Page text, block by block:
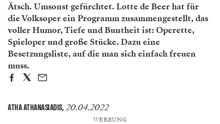
Ätsch. Umsonst gefürchtet. Lotte de Beer hat für
die Volksoper ein Programm zusammengestellt, das
voller Humor, Tiefe und Buntheit ist: Operette,
Spieloper und große Stücke. Dazu eine
Besetzungsliste, auf die man sich einfach freuen
muss.
ATHA ATHANASIADIS, 20.04.2022
WERBUNG